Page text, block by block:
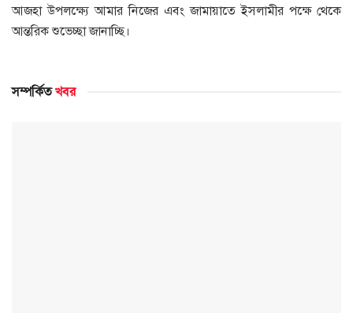
আজহা উপলক্ষ্যে আমার নিজের এবং জামায়াতে ইসলামীর পক্ষে থেকে
আন্তরিক শুভেচ্ছা জানাচ্ছি।
সম্পর্কিতখবর